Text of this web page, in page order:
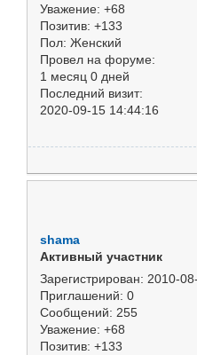
Уважение: +68
Позитив: +133
Пол: Женский
Провел на форуме:
1 месяц 0 дней
Последний визит:
2020-09-15 14:44:16
shama
Активный участник
Зарегистрирован: 2010-
Приглашений: 0
Сообщений: 255
Уважение: +68
Позитив: +133